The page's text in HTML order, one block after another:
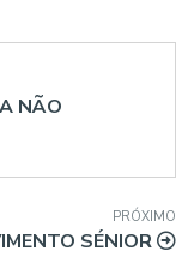
NÃO
PRÓXIMO
SÉNIOR